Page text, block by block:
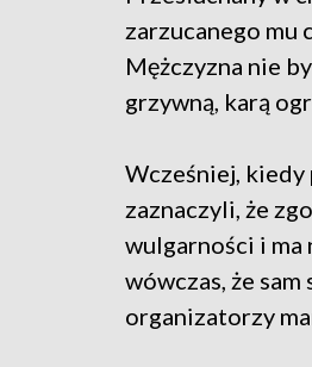
zarzucanego mu
Mężczyzna nie
grzywną, karą
Wcześniej, kiedy
zaznaczyli, że
wulgarności i ma
wówczas, że
organizatorzy